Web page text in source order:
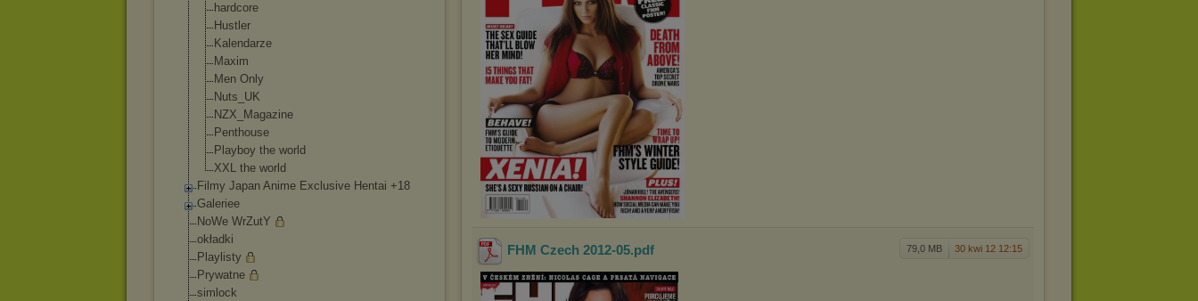
hardcore
Hustler
Kalendarze
Maxim
Men Only
Nuts_UK
NZX_Magazine
Penthouse
Playboy the world
XXL the world
Filmy Japan Anime Exclusive Hentai +18
Galeriee
NoWe WrZutY
okładki
Playlisty
Prywatne
simlock
79,0 MB 30 kwi 12 12:15
FHM Czech 2012-05.pdf